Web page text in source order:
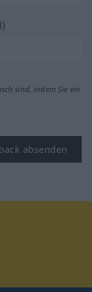
sind, indem Sie ein
absenden